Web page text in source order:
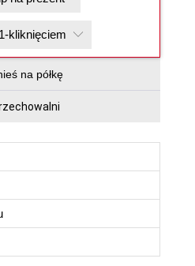
kliknięciem
na półkę